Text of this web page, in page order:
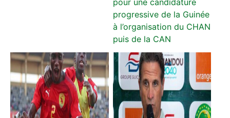
pour une candidature
progressive de la Guinée
à l’organisation du CHAN
puis de la CAN